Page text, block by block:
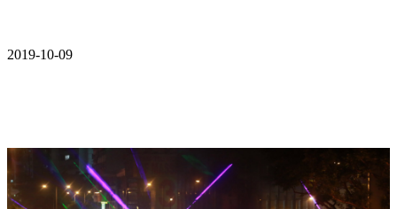
2019-10-09